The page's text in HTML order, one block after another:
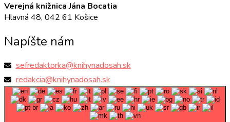
Verejná knižnica Jána Bocatia
Hlavná 48, 042 61 Košice
Napíšte nám
sefredaktorka@knihynadosah.sk
redakcia@knihynadosah.sk